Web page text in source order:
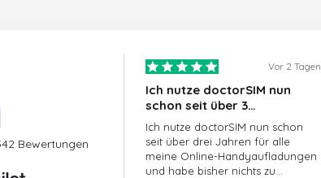
Bewertungen
Vor 2 Tagen
Ich nutze doctorSIM nun
schon seit über 3…
Ich nutze doctorSIM nun schon
seit über drei Jahren für alle
meine Online-Handyaufladungen
und habe bisher nichts zu